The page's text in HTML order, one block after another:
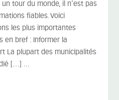
tour du monde, il n’est pas
fiables. Voici
les plus importantes
en bref : Informer la
La plupart des municipalités
[…] ...